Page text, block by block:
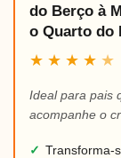
do Berço à
o Quarto do
★ ★ ★ ★ ★
Ideal para pais
acompanhe o
✓ Transforma-